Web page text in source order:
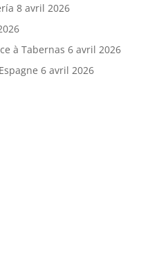
8 avril 2026
à Tabernas 6 avril 2026
6 avril 2026